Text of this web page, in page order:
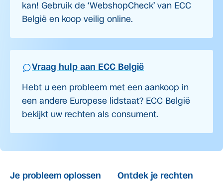
kan! Gebruik de ‘WebshopCheck’ van ECC
België en koop veilig online.
Vraag hulp aan ECC België
Hebt u een probleem met een aankoop in
een andere Europese lidstaat? ECC België
bekijkt uw rechten als consument.
Je probleem oplossen Ontdek je rechten